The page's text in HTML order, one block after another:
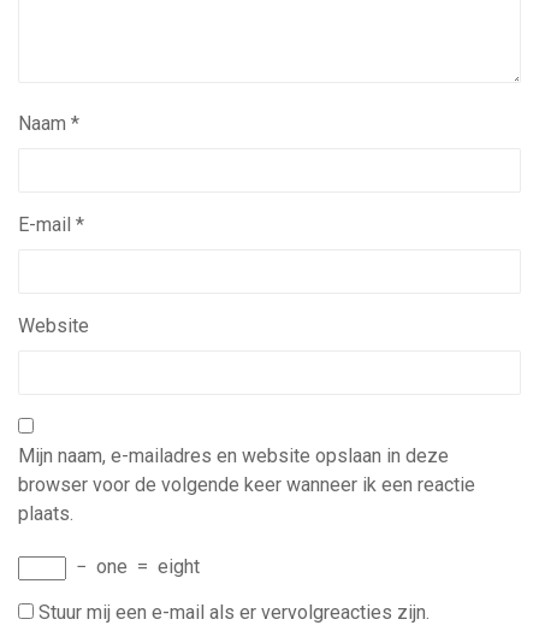
Naam *
E-mail *
Website
Mijn naam, e-mailadres en website opslaan in deze
browser voor de volgende keer wanneer ik een reactie
plaats.
− one = eight
Stuur mij een e-mail als er vervolgreacties zijn.